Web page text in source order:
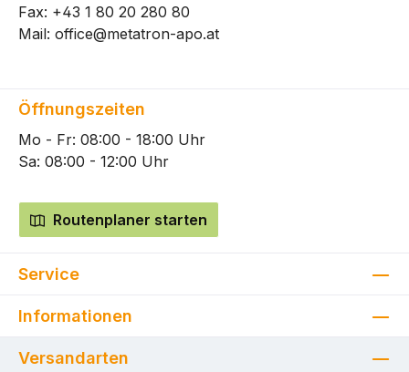
Fax: +43 1 80 20 280 80
Mail: office@metatron-apo.at
Öffnungszeiten
Mo - Fr: 08:00 - 18:00 Uhr
Sa: 08:00 - 12:00 Uhr
Routenplaner starten
Service
Informationen
Versandarten